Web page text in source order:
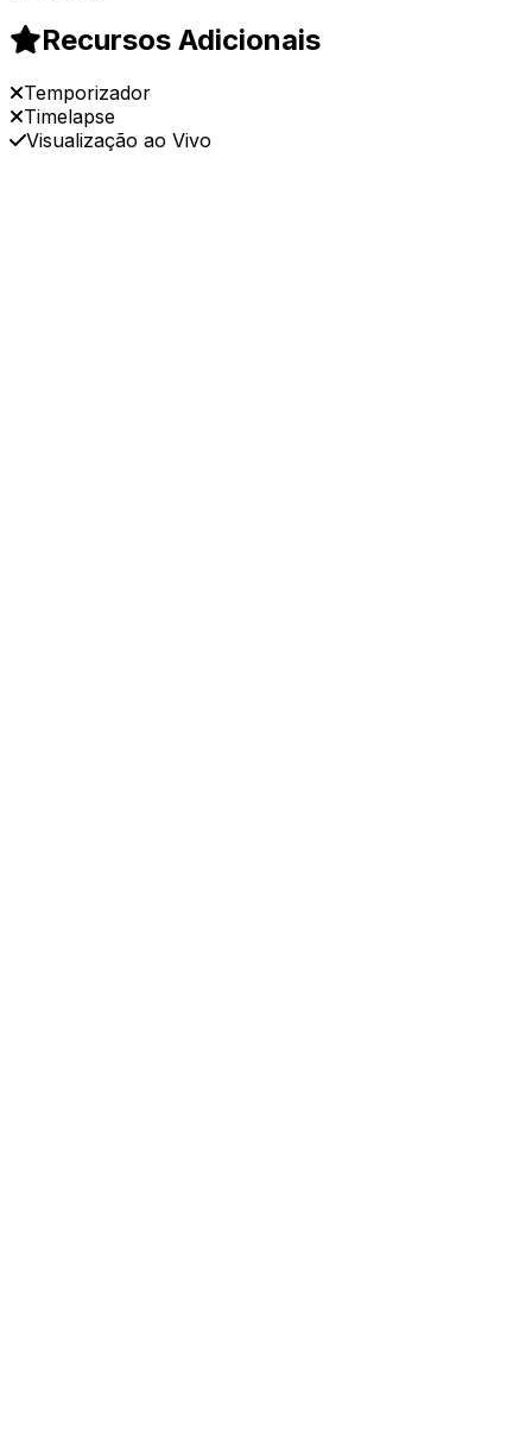
Recursos Adicionais
Temporizador
Timelapse
Visualização ao Vivo